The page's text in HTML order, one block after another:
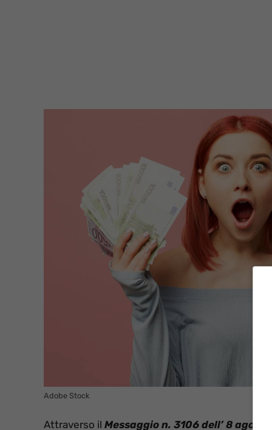
Adobe Stock
Attraverso il Messaggio n. 3106 dell’ 8